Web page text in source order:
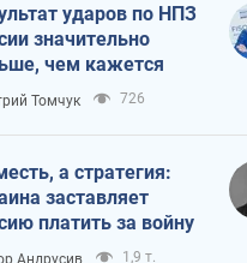
ударов по НПЗ
значительно
чем кажется
Томчук 726
а стратегия:
заставляет
платить за войну
Андрусив 1,9 т.